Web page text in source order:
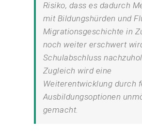
Risiko, dass es dadurch
mit Bildungshürden und
Migrationsgeschichte in
noch weiter erschwert
Schulabschluss
Zugleich wird eine
Weiterentwicklung durch
Ausbildungsoptionen
gemacht.